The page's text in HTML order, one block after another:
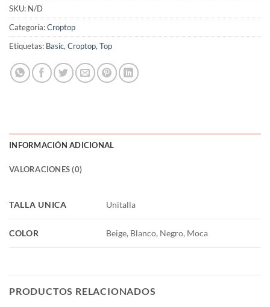
SKU: N/D
Categoría:Croptop
Etiquetas: Basic,Croptop,Top
INFORMACIÓN ADICIONAL
VALORACIONES (0)
TALLA UNICA Unitalla
COLOR Beige, Blanco, Negro, Moca
PRODUCTOS RELACIONADOS